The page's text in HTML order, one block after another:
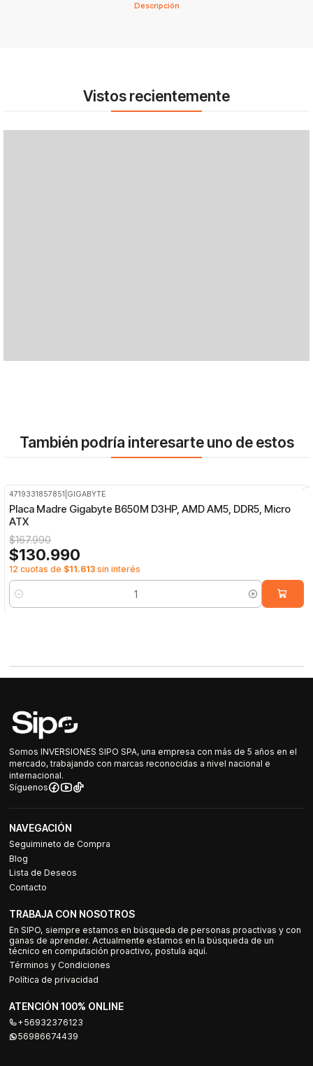
Descripción
Vistos recientemente
También podría interesarte uno de estos
4719331857851 GIGABYTE
Placa Madre Gigabyte B650M D3HP, AMD AM5, DDR5, Micro
ATX
$167.990
$130.990
12 cuotas de $11.613 sin interés
Cantidad
Somos INVERSIONES SIPO SPA, una empresa con más de 5 años en el
mercado, trabajando con marcas reconocidas a nivel nacional e
internacional.
Síguenos
NAVEGACIÓN
Seguimineto de Compra
Blog
Lista de Deseos
Contacto
TRABAJA CON NOSOTROS
En SIPO, siempre estamos en búsqueda de personas proactivas y con
ganas de aprender. Actualmente estamos en la búsqueda de un
técnico en computación proactivo, postula aquí.
Términos y Condiciones
Política de privacidad
ATENCIÓN 100% ONLINE
+56932376123
56986674439